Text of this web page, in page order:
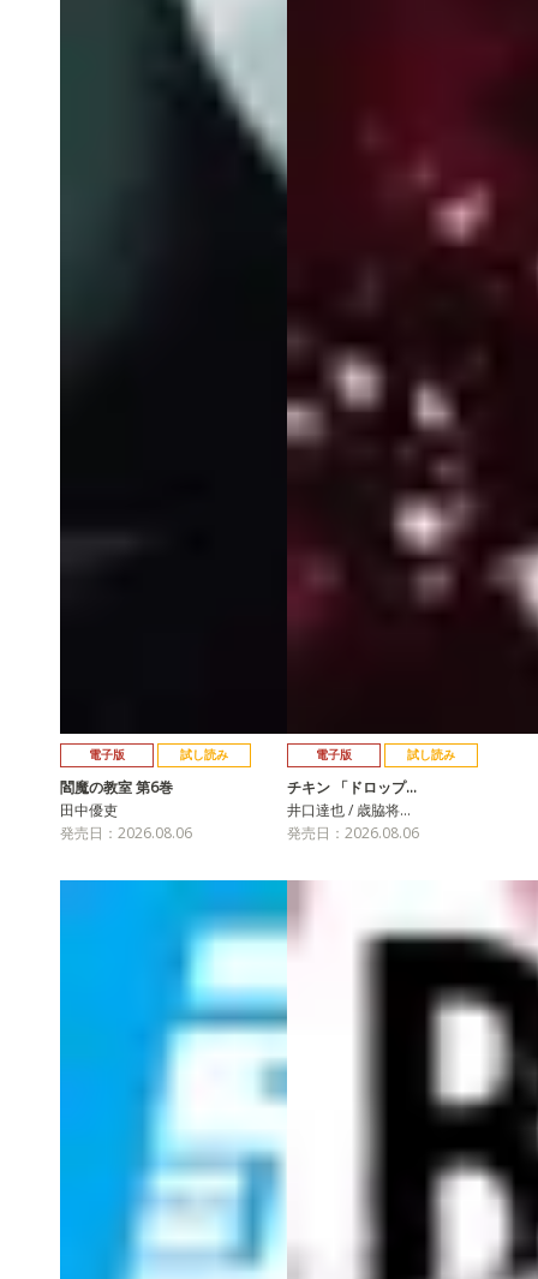
電子版 試し読み
閻魔の教室 第6巻
田中優吏
発売日：2026.08.06
電子版 試し読み
チキン 「ドロップ…
井口達也 / 歳脇将…
発売日：2026.08.06